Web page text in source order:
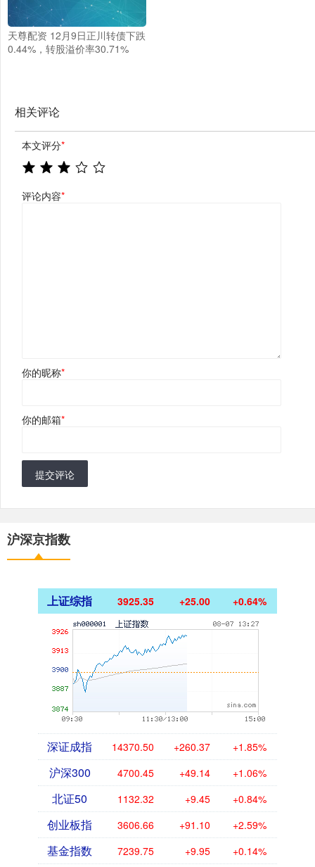
天尊配资 12月9日正川转债下跌
0.44%，转股溢价率30.71%
相关评论
本文评分*
评论内容*
你的昵称*
你的邮箱*
提交评论
沪深京指数
上证综指 3925.35 +25.00 +0.64%
深证成指 14370.50 +260.37 +1.85%
沪深300 4700.45 +49.14 +1.06%
北证50 1132.32 +9.45 +0.84%
创业板指 3606.66 +91.10 +2.59%
基金指数 7239.75 +9.95 +0.14%